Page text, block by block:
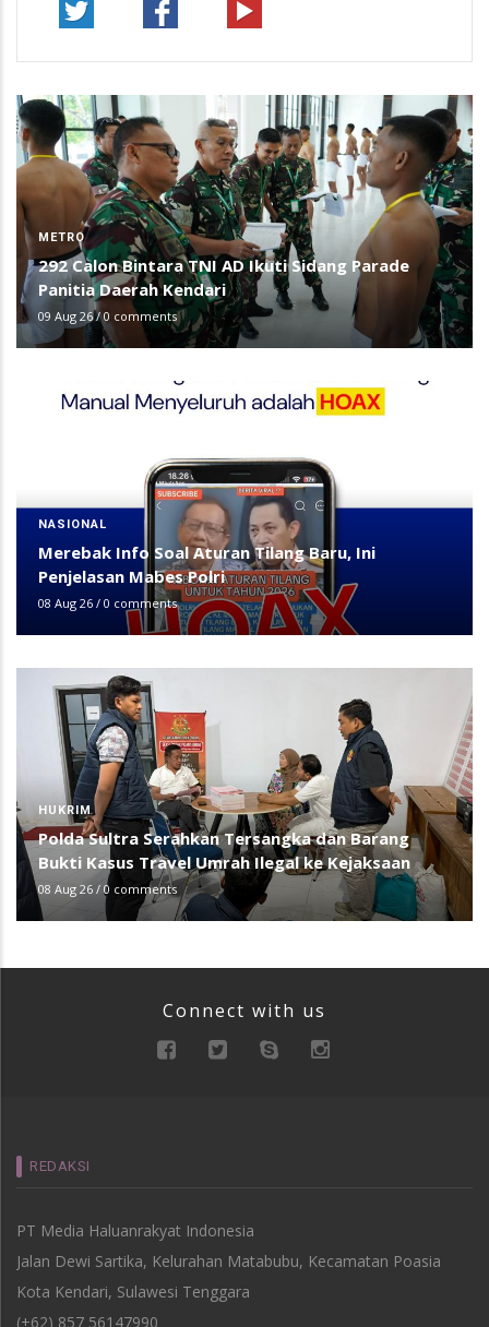
METRO
292 Calon Bintara TNI AD Ikuti Sidang Parade
Panitia Daerah Kendari
09 Aug 26/0 comments
NASIONAL
Merebak Info Soal Aturan Tilang Baru, Ini
Penjelasan Mabes Polri
08 Aug 26 / 0 comments
HUKRIM
Polda Sultra Serahkan Tersangka dan Barang
Bukti Kasus Travel Umrah Ilegal ke Kejaksaan
08 Aug 26 / 0 comments
Connect with us
REDAKSI
PT Media Haluanrakyat Indonesia
Jalan Dewi Sartika, Kelurahan Matabubu, Kecamatan Poasia
Kota Kendari, Sulawesi Tenggara
(+62) 857 56147990